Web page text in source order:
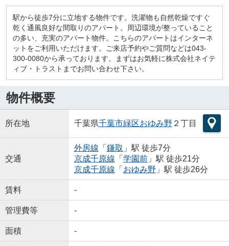
駅から徒歩7分に立地する物件です。洗濯物も自然乾燥ですぐ
乾く通風良好な間取りのアパート。周辺環境が整っていること
の多い、充実のアパート物件。こちらのアパートはインターネ
ットをご利用いただけます。ご来店予約やご質問などは043-
300-0080から承っております。まずはお気軽に株式会社ネイテ
ィブ・トラストまでお問い合わせ下さい。
物件概要
所在地 千葉県千葉市緑区おゆみ野 ２丁目
交通
外房線 「 鎌取 」駅 徒歩7分
京成千原線 「 学園前」駅 徒歩21分
京成千原線 「 おゆみ野 」駅 徒歩26分
賃料 -
管理費等 -
面積 -